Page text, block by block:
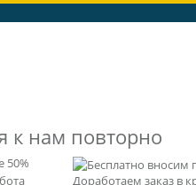
к нам повторно
50%
Доработаем заказ в